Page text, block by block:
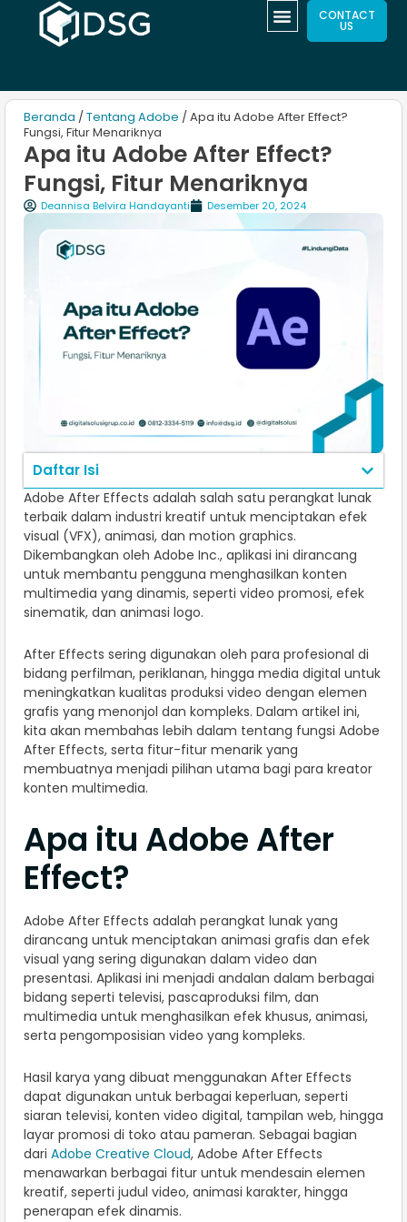
CONTACT
US
Beranda / Tentang Adobe / Apa itu Adobe After Effect?
Fungsi, Fitur Menariknya
Apa itu Adobe After Effect?
Fungsi, Fitur Menariknya
Deannisa Belvira Handayanti Desember 20, 2024
Daftar Isi
Adobe After Effects adalah salah satu perangkat lunak
terbaik dalam industri kreatif untuk menciptakan efek
visual (VFX), animasi, dan motion graphics.
Dikembangkan oleh Adobe Inc., aplikasi ini dirancang
untuk membantu pengguna menghasilkan konten
multimedia yang dinamis, seperti video promosi, efek
sinematik, dan animasi logo.
After Effects sering digunakan oleh para profesional di
bidang perfilman, periklanan, hingga media digital untuk
meningkatkan kualitas produksi video dengan elemen
grafis yang menonjol dan kompleks. Dalam artikel ini,
kita akan membahas lebih dalam tentang fungsi Adobe
After Effects, serta fitur-fitur menarik yang
membuatnya menjadi pilihan utama bagi para kreator
konten multimedia.
Apa itu Adobe After
Effect?
Adobe After Effects adalah perangkat lunak yang
dirancang untuk menciptakan animasi grafis dan efek
visual yang sering digunakan dalam video dan
presentasi. Aplikasi ini menjadi andalan dalam berbagai
bidang seperti televisi, pascaproduksi film, dan
multimedia untuk menghasilkan efek khusus, animasi,
serta pengomposisian video yang kompleks.
Hasil karya yang dibuat menggunakan After Effects
dapat digunakan untuk berbagai keperluan, seperti
siaran televisi, konten video digital, tampilan web, hingga
layar promosi di toko atau pameran. Sebagai bagian
dari Adobe Creative Cloud, Adobe After Effects
menawarkan berbagai fitur untuk mendesain elemen
kreatif, seperti judul video, animasi karakter, hingga
penerapan efek dinamis.